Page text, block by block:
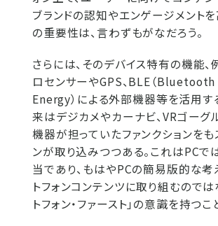
ブランドの認知やエンゲージメント
の重要性は、言わずもがなだろう。
さらには、そのデバイス特有の機能、
ロセンサーやGPS、BLE（
Energy）による外部機器等を活用す
来はデジカメやカーナビ、VRゴーグ
機器が担っていたファンクションをも
ンが取り込みつつある。これはPCで
当であり、もはやPCの簡易版的な考
トフォンコンテンツに取り組むのでは
トフォン・ファースト」の意識を持つ